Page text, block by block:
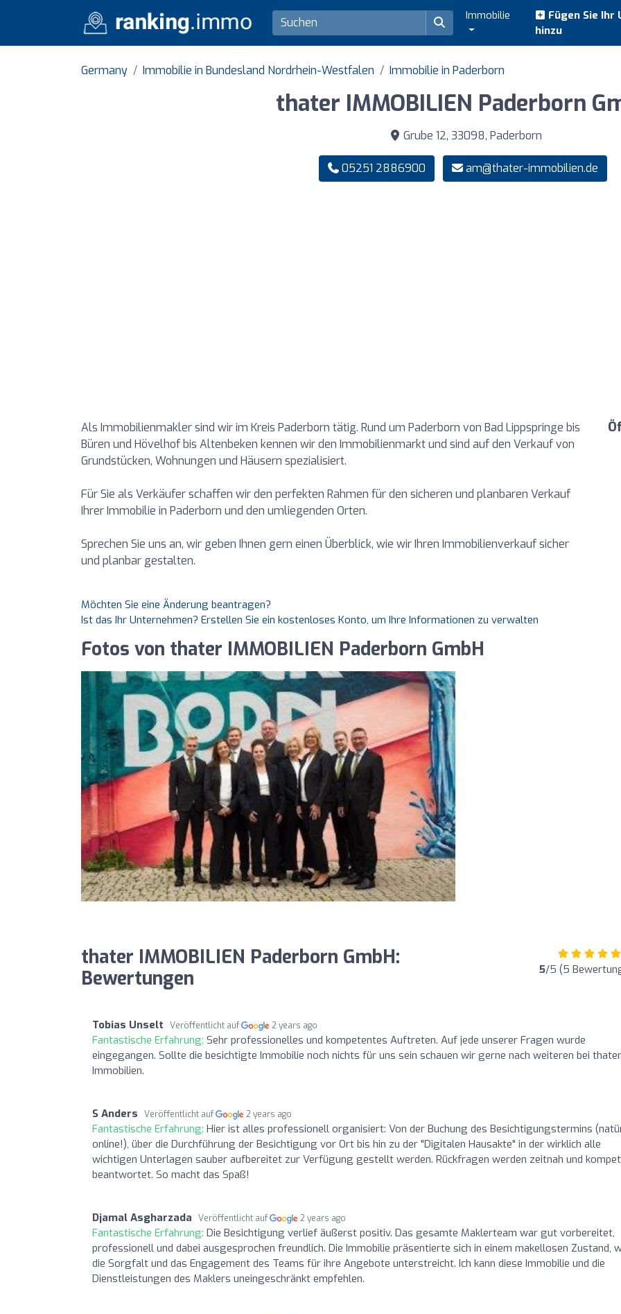
Immobilie
Fügen Sie
hinzu
Germany Immobilie in Bundesland Nordrhein-Westfalen Immobilie in Paderborn
thater IMMOBILIEN Paderborn
Grube 12, 33098, Paderborn
05251 2886900 am@thater-immobilien.de
Als Immobilienmakler sind wir im Kreis Paderborn tätig. Rund um Paderborn von Bad Lippspringe bis
Büren und Hövelhof bis Altenbeken kennen wir den Immobilienmarkt und sind auf den Verkauf von
Grundstücken, Wohnungen und Häusern spezialisiert.
Für Sie als Verkäufer schaffen wir den perfekten Rahmen für den sicheren und planbaren Verkauf
Ihrer Immobilie in Paderborn und den umliegenden Orten.
Sprechen Sie uns an, wir geben Ihnen gern einen Überblick, wie wir Ihren Immobilienverkauf sicher
und planbar gestalten.
Möchten Sie eine Änderung beantragen?
Ist das Ihr Unternehmen? Erstellen Sie ein kostenloses Konto, um Ihre Informationen zu verwalten
Fotos von thater IMMOBILIEN Paderborn GmbH
thater IMMOBILIEN Paderborn GmbH:
Bewertungen
5/5 (5
Tobias Unselt Veröffentlicht auf 2 years ago
Fantastische Erfahrung: Sehr professionelles und kompetentes Auftreten. Auf jede unserer Fragen wurde
eingegangen. Sollte die besichtigte Immobilie noch nichts für uns sein schauen wir gerne nach weiteren bei thater
Immobilien.
S Anders Veröffentlicht auf 2 years ago
Fantastische Erfahrung: Hier ist alles professionell organisiert: Von der Buchung des Besichtigungstermins
online!), über die Durchführung der Besichtigung vor Ort bis hin zu der "Digitalen Hausakte" in der wirklich alle
wichtigen Unterlagen sauber aufbereitet zur Verfügung gestellt werden. Rückfragen werden zeitnah und
beantwortet. So macht das Spaß!
Djamal Asgharzada Veröffentlicht auf 2 years ago
Fantastische Erfahrung: Die Besichtigung verlief äußerst positiv. Das gesamte Maklerteam war gut vorbereitet,
professionell und dabei ausgesprochen freundlich. Die Immobilie präsentierte sich in einem makellosen Zustand,
die Sorgfalt und das Engagement des Teams für ihre Angebote unterstreicht. Ich kann diese Immobilie und die
Dienstleistungen des Maklers uneingeschränkt empfehlen.